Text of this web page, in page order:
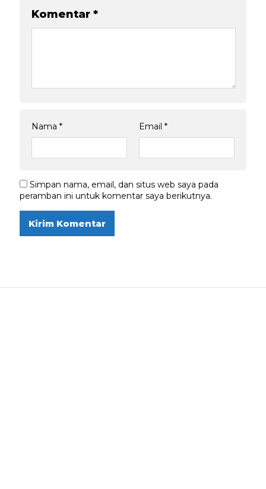
Komentar *
Nama * Email *
Simpan nama, email, dan situs web saya pada
peramban ini untuk komentar saya berikutnya.